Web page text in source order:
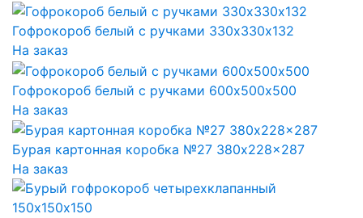
Гофрокороб белый с ручками 330х330х132
На заказ
Гофрокороб белый с ручками 600х500х500
На заказ
Бурая картонная коробка №27 380x228x287
На заказ